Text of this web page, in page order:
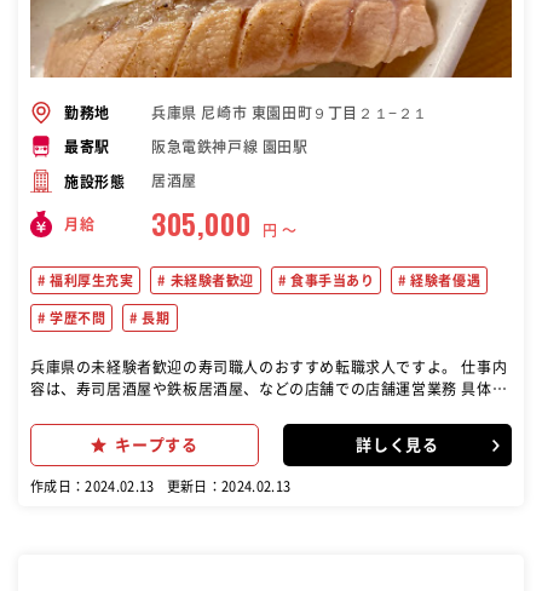
勤務地 兵庫県 尼崎市 東園田町９丁目２１−２１
最寄駅 阪急電鉄神戸線 園田駅
施設形態 居酒屋
月給 305,000 円 〜
福利厚生充実 未経験者歓迎 食事手当あり 経験者優遇
学歴不問 長期
兵庫県の未経験者歓迎の寿司職人のおすすめ転職求人ですよ。 仕事内
容は、寿司居酒屋や鉄板居酒屋、などの店舗での店舗運営業務 具体的
ジメント:
キープする 詳しく見る
作成日：2024.02.13 更新日：2024.02.13